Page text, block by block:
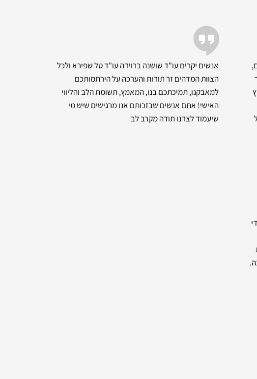
אנשים יקרים עו"ד שושנה ברוידה עו"ד טל שפירא ולכל
הצוות המדהים זר תודות והערכה על הירתמותכם
למאבקנו, תמיכתכם בנו, המאמץ, תשומת הלב והליווי
האישי! אתם אנשים שבזכותם אנו מרגישים שיש מי
שיעמוד לצדנו תודה מקרב לב